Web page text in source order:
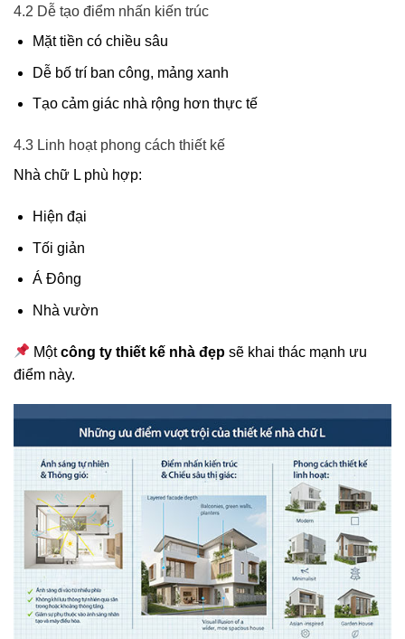
4.2 Dễ tạo điểm nhấn kiến trúc
Mặt tiền có chiều sâu
Dễ bố trí ban công, mảng xanh
Tạo cảm giác nhà rộng hơn thực tế
4.3 Linh hoạt phong cách thiết kế
Nhà chữ L phù hợp:
Hiện đại
Tối giản
Á Đông
Nhà vườn
Mộtcông ty thiết kế nhà đẹp sẽ khai thác mạnh ưu
điểm này.